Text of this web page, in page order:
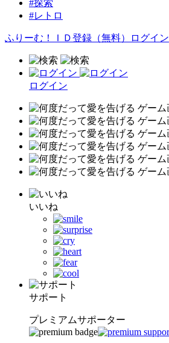
#探索
#レトロ
ふりーむ！ＩＤ登録（無料） ログイン
ログイン
いいね
サポート
プレミアムサポーター